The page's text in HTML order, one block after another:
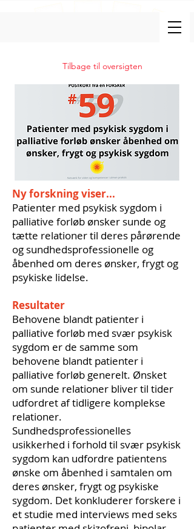
Tilbage til oversigten
Ny forskning viser...
Patienter med psykisk sygdom i
palliative forløb ønsker sunde og
tætte relationer til deres pårørende
og sundhedsprofessionelle og
åbenhed om deres ønsker, frygt og
psykiske lidelse.
Resultater
Behovene blandt patienter i
palliative forløb med svær psykisk
sygdom er de samme som
behovene blandt patienter i
palliative forløb generelt. Ønsket
om sunde relationer bliver til tider
udfordret af tidligere komplekse
relationer.
Sundhedsprofessionelles
usikkerhed i forhold til svær psykisk
sygdom kan udfordre patientens
ønske om åbenhed i samtalen om
deres ønsker, frygt og psykiske
sygdom. Det konkluderer forskere i
et studie med interviews med seks